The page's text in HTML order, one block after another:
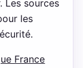
Les sources
les
France